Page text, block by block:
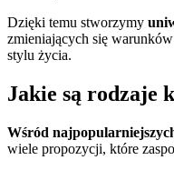
Dzięki temu stworzymy
zmieniających się
stylu życia.
Jakie są rodzaje
Wśród
wiele propozycji, które